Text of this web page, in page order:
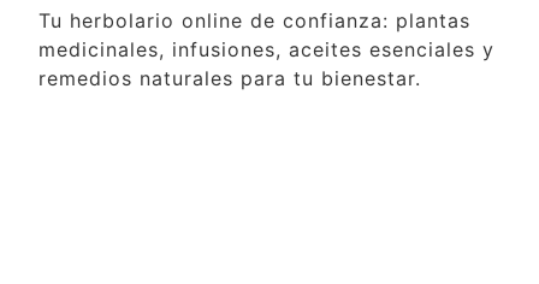
Tu herbolario online de confianza: plantas
medicinales, infusiones, aceites esenciales y
remedios naturales para tu bienestar.